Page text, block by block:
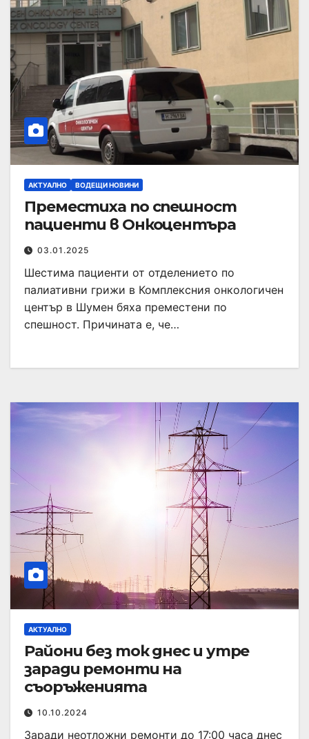
АКТУАЛНО ВОДЕЩИ НОВИНИ
Преместиха по спешност
пациенти в Онкоцентъра
03.01.2025
Шестима пациенти от отделението по
палиативни грижи в Комплексния онкологичен
център в Шумен бяха преместени по
спешност. Причината е, че…
АКТУАЛНО
Райони без ток днес и утре
заради ремонти на
съоръженията
10.10.2024
Заради неотложни ремонти до 17:00 часа днес